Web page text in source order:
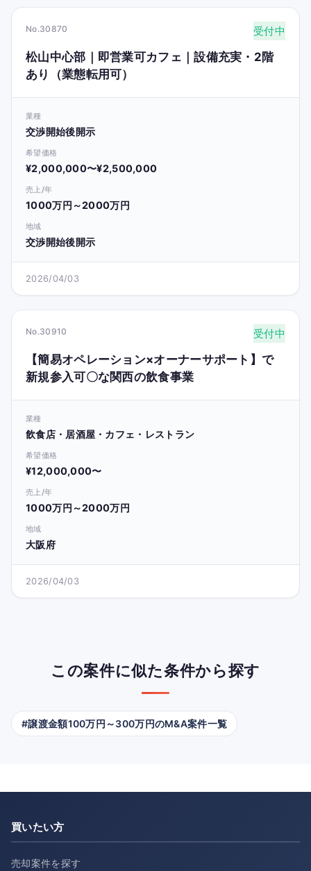
No.30870 受付中
松山中心部｜即営業可カフェ｜設備充実・2階
あり（業態転用可）
業種
交渉開始後開示
希望価格
¥2,000,000〜¥2,500,000
売上/年
1000万円～2000万円
地域
交渉開始後開示
2026/04/03
No.30910 受付中
【簡易オペレーション×オーナーサポート】で
新規参入可〇な関西の飲食事業
業種
飲食店・居酒屋・カフェ・レストラン
希望価格
¥12,000,000〜
売上/年
1000万円～2000万円
地域
大阪府
2026/04/03
この案件に似た条件から探す
#譲渡金額100万円～300万円のM&A案件一覧
買いたい方
売却案件を探す